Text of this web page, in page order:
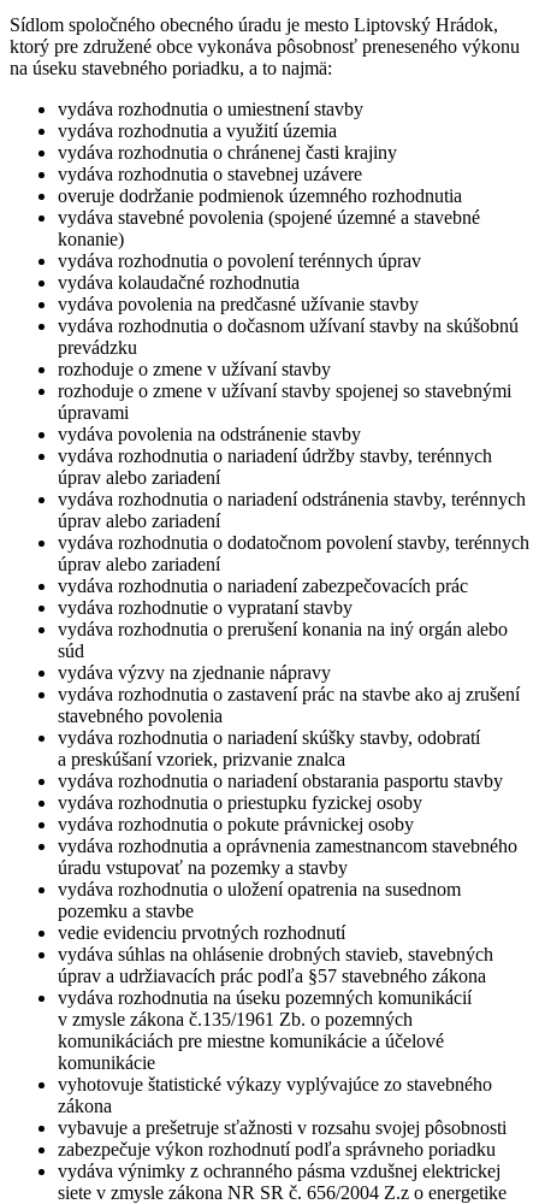
Sídlom spoločného obecného úradu je mesto Liptovský Hrádok,
ktorý pre združené obce vykonáva pôsobnosť preneseného výkonu
na úseku stavebného poriadku, a to najmä:
vydáva rozhodnutia o umiestnení stavby
vydáva rozhodnutia a využití územia
vydáva rozhodnutia o chránenej časti krajiny
vydáva rozhodnutia o stavebnej uzávere
overuje dodržanie podmienok územného rozhodnutia
vydáva stavebné povolenia (spojené územné a stavebné
konanie)
vydáva rozhodnutia o povolení terénnych úprav
vydáva kolaudačné rozhodnutia
vydáva povolenia na predčasné užívanie stavby
vydáva rozhodnutia o dočasnom užívaní stavby na skúšobnú
prevádzku
rozhoduje o zmene v užívaní stavby
rozhoduje o zmene v užívaní stavby spojenej so stavebnými
úpravami
vydáva povolenia na odstránenie stavby
vydáva rozhodnutia o nariadení údržby stavby, terénnych
úprav alebo zariadení
vydáva rozhodnutia o nariadení odstránenia stavby, terénnych
úprav alebo zariadení
vydáva rozhodnutia o dodatočnom povolení stavby, terénnych
úprav alebo zariadení
vydáva rozhodnutia o nariadení zabezpečovacích prác
vydáva rozhodnutie o vyprataní stavby
vydáva rozhodnutia o prerušení konania na iný orgán alebo
súd
vydáva výzvy na zjednanie nápravy
vydáva rozhodnutia o zastavení prác na stavbe ako aj zrušení
stavebného povolenia
vydáva rozhodnutia o nariadení skúšky stavby, odobratí
a preskúšaní vzoriek, prizvanie znalca
vydáva rozhodnutia o nariadení obstarania pasportu stavby
vydáva rozhodnutia o priestupku fyzickej osoby
vydáva rozhodnutia o pokute právnickej osoby
vydáva rozhodnutia a oprávnenia zamestnancom stavebného
úradu vstupovať na pozemky a stavby
vydáva rozhodnutia o uložení opatrenia na susednom
pozemku a stavbe
vedie evidenciu prvotných rozhodnutí
vydáva súhlas na ohlásenie drobných stavieb, stavebných
úprav a udržiavacích prác podľa §57 stavebného zákona
vydáva rozhodnutia na úseku pozemných komunikácií
v zmysle zákona č.135/1961 Zb. o pozemných
komunikáciách pre miestne komunikácie a účelové
komunikácie
vyhotovuje štatistické výkazy vyplývajúce zo stavebného
zákona
vybavuje a prešetruje sťažnosti v rozsahu svojej pôsobnosti
zabezpečuje výkon rozhodnutí podľa správneho poriadku
vydáva výnimky z ochranného pásma vzdušnej elektrickej
siete v zmysle zákona NR SR č. 656/2004 Z.z o energetike